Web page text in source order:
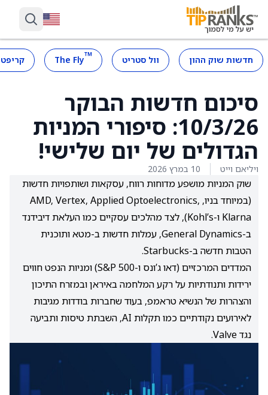
חדשות שוק ההון וול סטריט ™
The Fly
סיכום חדשות הבוקר
10/3/26: סיפורי המניות
הגדולים של יום שלישי!
ויליאם וייט 10 במרץ 2026
שוק המניות מושפע מדוחות רווח, עסקאות ושותפויות חדשות
(במיוחד בניו, AMD, Vertex, Applied Optoelectronics,
Klarna ו-Kohl’s), לצד מהלכים עסקיים כמו העלאת דיבידנד
ב-General Dynamics, עמלות חדשות ב-מטא ותוכנית
הטבות חדשה ב-Starbucks.
המדדים המרכזיים (דאו ג’ונס ו-S&P 500) ומניות הנפט חווים
ירידות ותנודתיות על רקע המלחמה באיראן ובמזרח התיכון
והצהרות של הנשיא טראמפ, בעוד שחברות בודדות מגיבות
לאירועים נקודתיים כמו תקלות AI, השבתת טיסות ותביעה
נגד Valve.